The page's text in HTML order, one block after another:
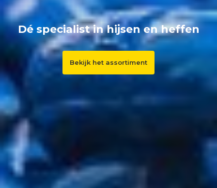
Dé specialist in hijsen en heffen
Bekijk het assortiment